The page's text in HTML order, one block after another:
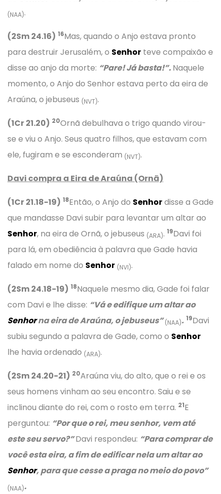
(NAA).
(2Sm 24.16) 16Mas, quando o Anjo estava pronto
para destruir Jerusalém, o Senhor teve compaixão e
disse ao anjo da morte: “Pare! Já basta!”.Naquele
momento, o Anjo do Senhor estava perto da eira de
Araúna, o jebuseus (NVT).
(1Cr 21.20) 20Ornã debulhava o trigo quando virou-
se e viu o Anjo. Seus quatro filhos, que estavam com
ele, fugiram e se esconderam (NVT).
Davi compra a Eira de Araúna (Ornã)
(1Cr 21.18-19) 18Então, o Anjo do Senhordisse a Gade
que mandasse Davi subir para levantar um altar ao
Senhor, na eira de Ornã, o jebuseus (ARA). 19Davi foi
para lá, em obediência à palavra que Gade havia
falado em nome do Senhor (NVI).
(2Sm 24.18-19) 18Naquele mesmo dia, Gade foi falar
com Davi e lhe disse: “Vá e edifique um altar ao
Senhorna eira de Araúna, o jebuseus”(NAA). 19Davi
subiu segundo a palavra de Gade, como o Senhor
lhe havia ordenado (ARA).
(2Sm 24.20-21) 20Araúna viu, do alto, que o rei e os
seus homens vinham ao seu encontro. Saiu e se
inclinou diante do rei, com o rosto em terra. 21E
perguntou: “Por que o rei, meu senhor, vem até
este seu servo?”Davi respondeu: “Para comprar de
você esta eira, a fim de edificar nela um altar ao
Senhor, para que cesse a praga no meio do povo”
(NAA).